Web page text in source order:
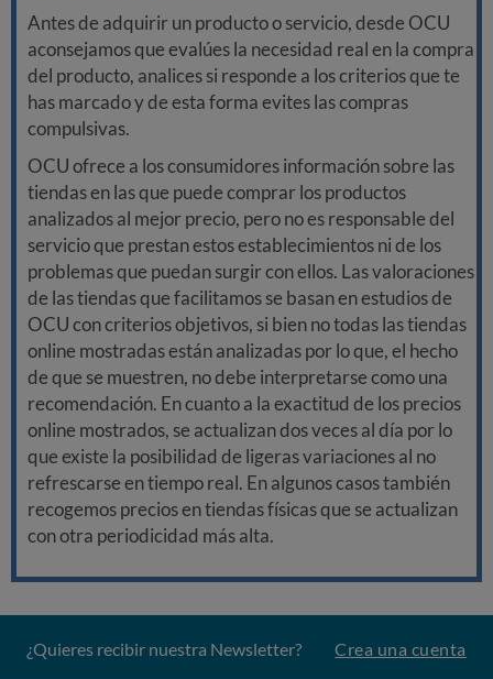
Antes de adquirir un producto o servicio, desde OCU
aconsejamos que evalúes la necesidad real en la compra
del producto, analices si responde a los criterios que te
has marcado y de esta forma evites las compras
compulsivas.
OCU ofrece a los consumidores información sobre las
tiendas en las que puede comprar los productos
analizados al mejor precio, pero no es responsable del
servicio que prestan estos establecimientos ni de los
problemas que puedan surgir con ellos. Las valoraciones
de las tiendas que facilitamos se basan en estudios de
OCU con criterios objetivos, si bien no todas las tiendas
online mostradas están analizadas por lo que, el hecho
de que se muestren, no debe interpretarse como una
recomendación. En cuanto a la exactitud de los precios
online mostrados, se actualizan dos veces al día por lo
que existe la posibilidad de ligeras variaciones al no
refrescarse en tiempo real. En algunos casos también
recogemos precios en tiendas físicas que se actualizan
con otra periodicidad más alta.
¿Quieres recibir nuestra Newsletter? Crea una cuenta